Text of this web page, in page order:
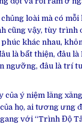
loài mà có mỗi
cũng vậy, tùy trình
khác nhau,
là bất thiện, đâu
ngưỡng, đâu là trí
ý niệm lăng
họ, ai tương ưng
với “Trình Độ